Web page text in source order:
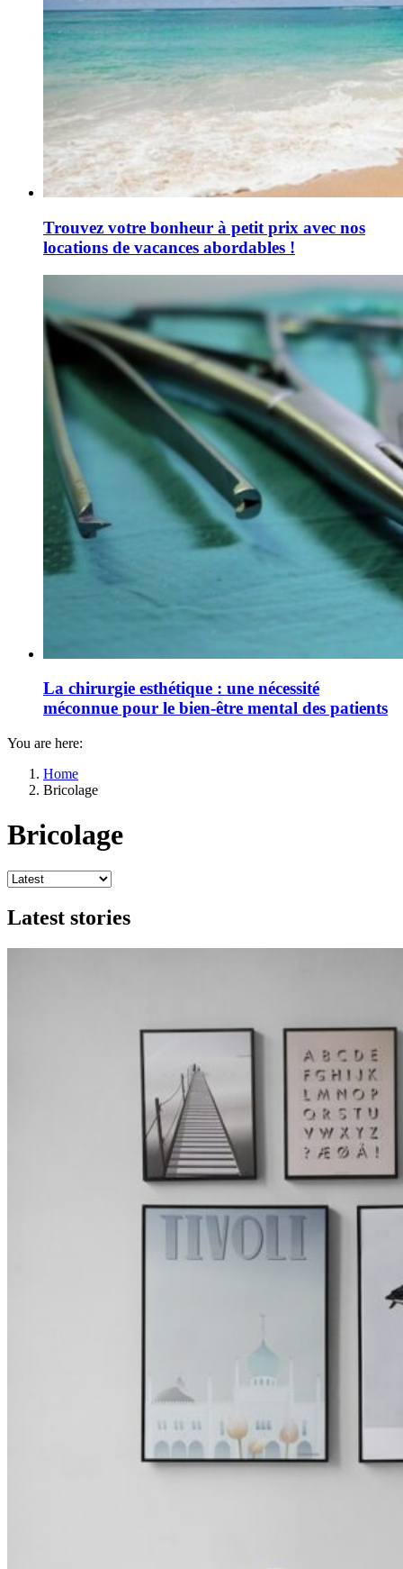
Trouvez votre bonheur à petit prix avec nos
locations de vacances abordables !
La chirurgie esthétique : une nécessité
méconnue pour le bien-être mental des patients
You are here:
Home
Bricolage
Bricolage
Latest stories